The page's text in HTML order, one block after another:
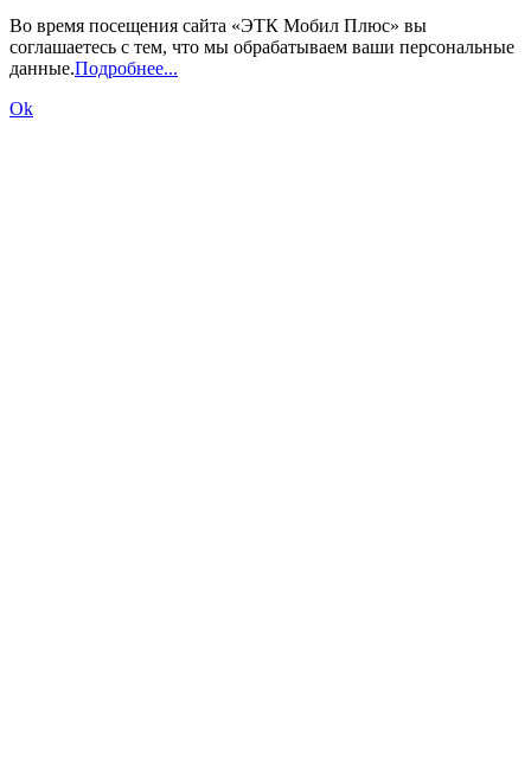
Во время посещения сайта «ЭТК Мобил Плюс» вы
соглашаетесь с тем, что мы обрабатываем ваши персональные
данные.Подробнее...
Ok